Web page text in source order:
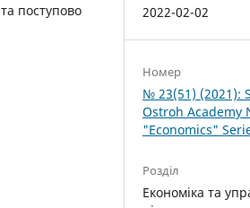
та поступово
2022-02-02
Номер
№ 23(51) (2021):
Ostroh Academy
"Economics"
Розділ
Економіка та